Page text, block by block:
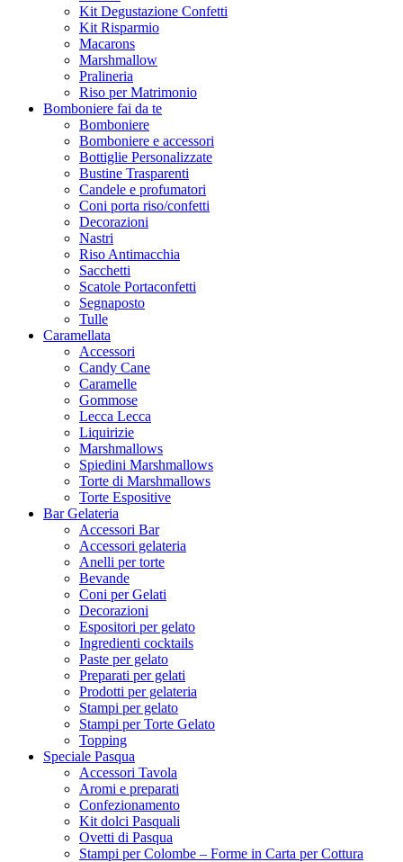
Kit Degustazione Confetti
Kit Risparmio
Macarons
Marshmallow
Pralineria
Riso per Matrimonio
Bomboniere fai da te
Bomboniere
Bomboniere e accessori
Bottiglie Personalizzate
Bustine Trasparenti
Candele e profumatori
Coni porta riso/confetti
Decorazioni
Nastri
Riso Antimacchia
Sacchetti
Scatole Portaconfetti
Segnaposto
Tulle
Caramellata
Accessori
Candy Cane
Caramelle
Gommose
Lecca Lecca
Liquirizie
Marshmallows
Spiedini Marshmallows
Torte di Marshmallows
Torte Espositive
Bar Gelateria
Accessori Bar
Accessori gelateria
Anelli per torte
Bevande
Coni per Gelati
Decorazioni
Espositori per gelato
Ingredienti cocktails
Paste per gelato
Preparati per gelati
Prodotti per gelateria
Stampi per gelato
Stampi per Torte Gelato
Topping
Speciale Pasqua
Accessori Tavola
Aromi e preparati
Confezionamento
Kit dolci Pasquali
Ovetti di Pasqua
Stampi per Colombe – Forme in Carta per Cottura